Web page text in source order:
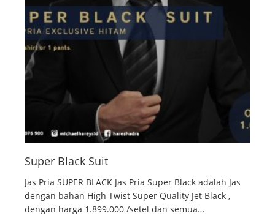
Super Black Suit
Jas Pria SUPER BLACK Jas Pria Super Black adalah Jas
dengan bahan High Twist Super Quality Jet Black ,
dengan harga 1.899.000 /setel dan semua…